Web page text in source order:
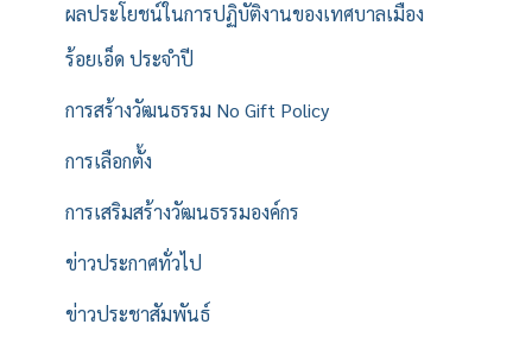
ผลประโยชน์ในการปฏิบัติงานของเทศบาลเมือง
ร้อยเอ็ด ประจำปี
การสร้างวัฒนธรรม No Gift Policy
การเลือกตั้ง
การเสริมสร้างวัฒนธรรมองค์กร
ข่าวประกาศทั่วไป
ข่าวประชาสัมพันธ์